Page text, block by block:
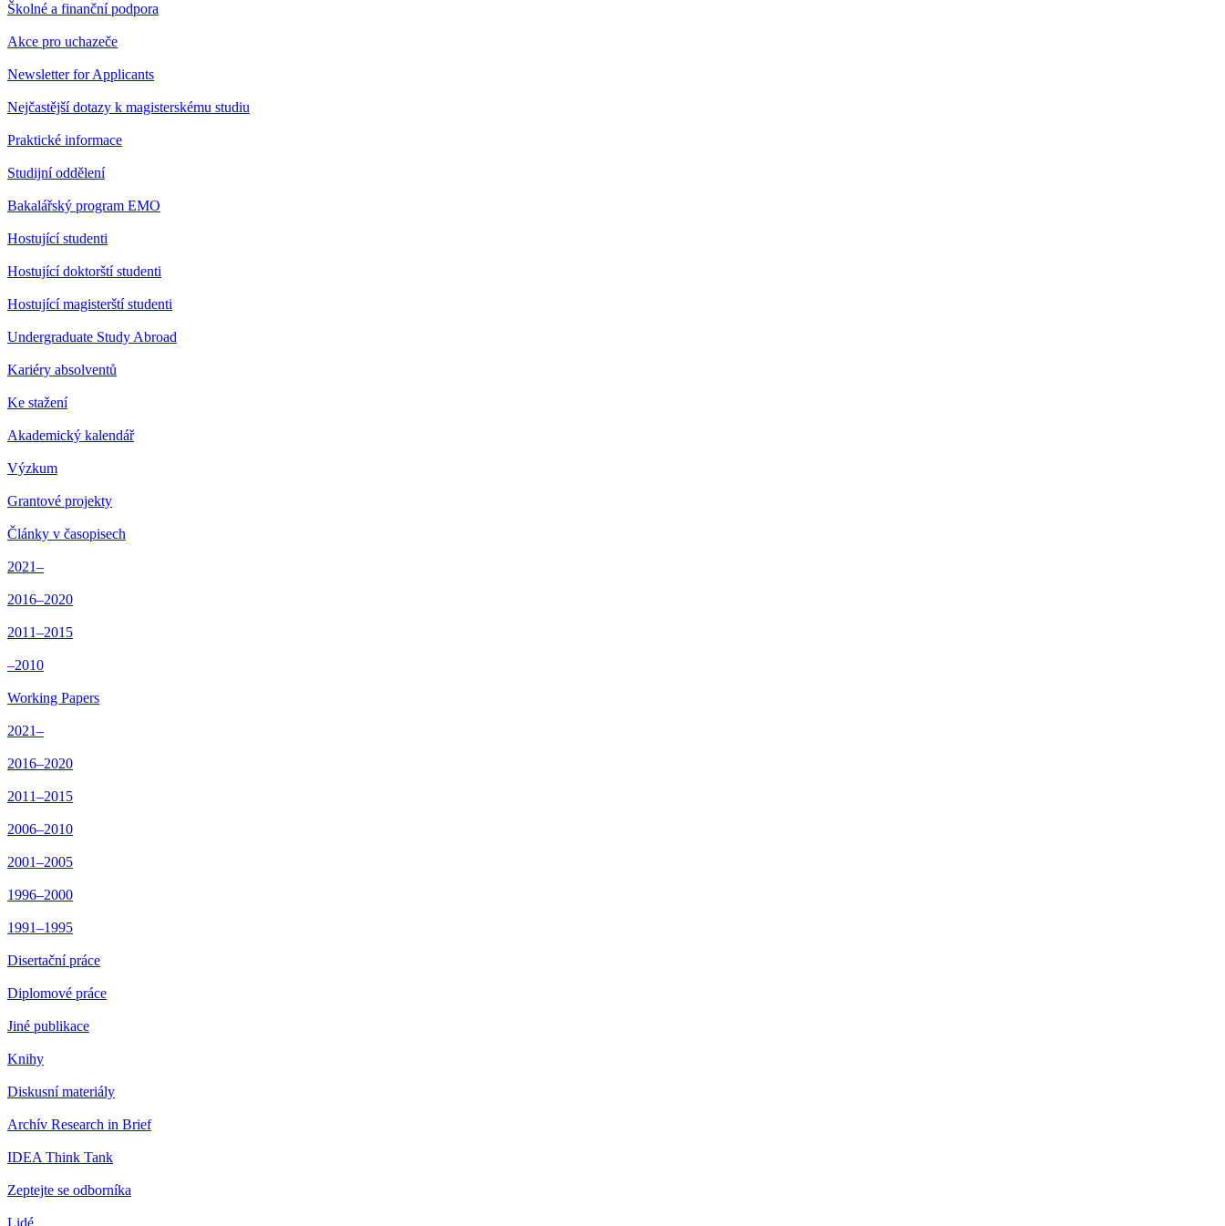
Školné a finanční podpora
Akce pro uchazeče
Newsletter for Applicants
Nejčastější dotazy k magisterskému studiu
Praktické informace
Studijní oddělení
Bakalářský program EMO
Hostující studenti
Hostující doktorští studenti
Hostující magisterští studenti
Undergraduate Study Abroad
Kariéry absolventů
Ke stažení
Akademický kalendář
Výzkum
Grantové projekty
Články v časopisech
2021–
2016–2020
2011–2015
–2010
Working Papers
2021–
2016–2020
2011–2015
2006–2010
2001–2005
1996–2000
1991–1995
Disertační práce
Diplomové práce
Jiné publikace
Knihy
Diskusní materiály
Archív Research in Brief
IDEA Think Tank
Zeptejte se odborníka
Lidé